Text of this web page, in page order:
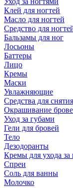
Клей для ногтей
Масло для ногтей
Средство для
Бальзамы для ног
Лосьоны
Баттеры
Лицо
Кремы
Маски
Увлажняющие
Средства для
Окрашивание
Уход за губами
Гели для бровей
Тело
Дезодоранты
Кремы для ухода за
Спреи
Соль для ванны
Молочко